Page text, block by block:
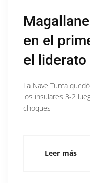
en el
el liderato
La Nave Turca
los insulares 3-2
choques
Leer más